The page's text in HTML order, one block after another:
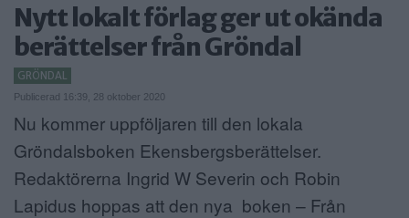
KONTAKT
SAMARBETEN
NÄRINGSLIV
Nytt lokalt förlag ger ut okända
berättelser från Gröndal
GRÖNDAL
Publicerad 16:39, 28 oktober 2020
Nu kommer uppföljaren till den lokala
Gröndalsboken Ekensbergsberättelser.
Redaktörerna Ingrid W Severin och Robin
Lapidus hoppas att den nya boken – Från